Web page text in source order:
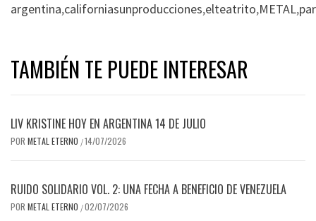
argentina,californiasunproducciones,elteatrito,METAL,
TAMBIÉN TE PUEDE INTERESAR
LIV KRISTINE HOY EN ARGENTINA 14 DE JULIO
POR METAL ETERNO /14/07/2026
RUIDO SOLIDARIO VOL. 2: UNA FECHA A BENEFICIO DE VENEZUELA
POR METAL ETERNO /02/07/2026